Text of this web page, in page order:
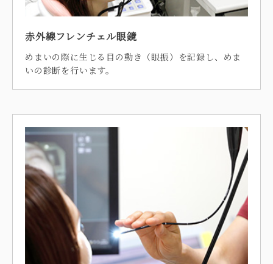
赤外線フレンチェル眼鏡
めまいの際に生じる目の動き（眼振）を記録し、めま
いの診断を行います。